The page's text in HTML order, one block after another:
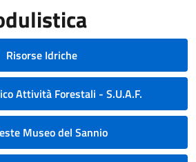
Risorse Idriche
Attività Forestali - S.U.A.F.
Museo del Sannio